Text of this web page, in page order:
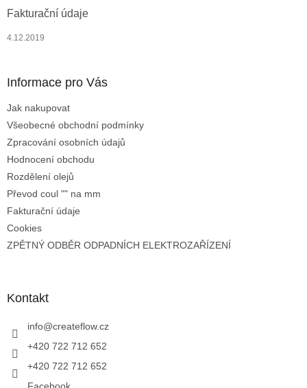
Fakturační údaje
4.12.2019
Informace pro Vás
Jak nakupovat
Všeobecné obchodní podmínky
Zpracování osobních údajů
Hodnocení obchodu
Rozdělení olejů
Převod coul "" na mm
Fakturační údaje
Cookies
ZPĚTNÝ ODBĚR ODPADNÍCH ELEKTROZAŘÍZENÍ
Kontakt
info@createflow.cz
+420 722 712 652
+420 722 712 652